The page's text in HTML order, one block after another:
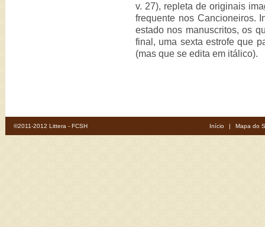
v. 27), repleta de originais
frequente nos Cancioneiros.
estado nos manuscritos, os
final, uma sexta estrofe que
(mas que se edita em itálico).
©2011-2012 Littera - FCSH Início | Mapa do